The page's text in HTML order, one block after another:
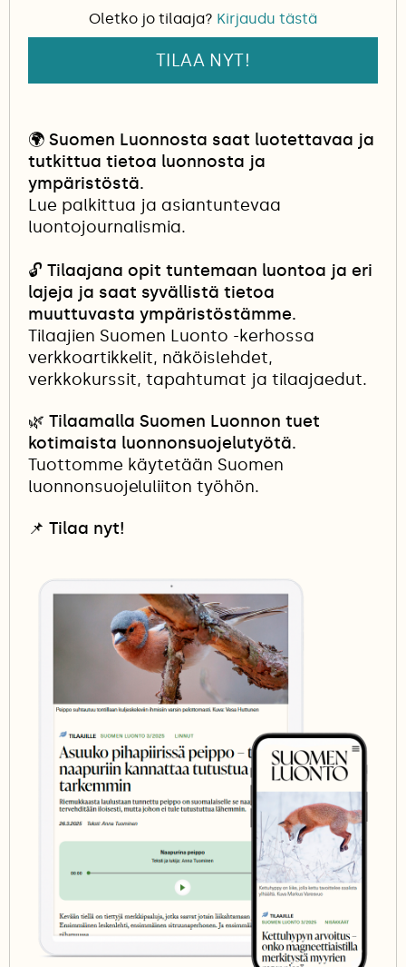
Oletko jo tilaaja? Kirjaudu tästä
TILAA NYT!
🌍 Suomen Luonnosta saat luotettavaa ja
tutkittua tietoa luonnosta ja
ympäristöstä.
Lue palkittua ja asiantuntevaa
luontojournalismia.
🔓 Tilaajana opit tuntemaan luontoa ja eri
lajeja ja saat syvällistä tietoa
muuttuvasta ympäristöstämme.
Tilaajien Suomen Luonto -kerhossa
verkkoartikkelit, näköislehdet,
verkkokurssit, tapahtumat ja tilaajaedut.
🌿 Tilaamalla Suomen Luonnon tuet
kotimaista luonnonsuojelutyötä.
Tuottomme käytetään Suomen
luonnonsuojeluliiton työhön.
📌 Tilaa nyt!